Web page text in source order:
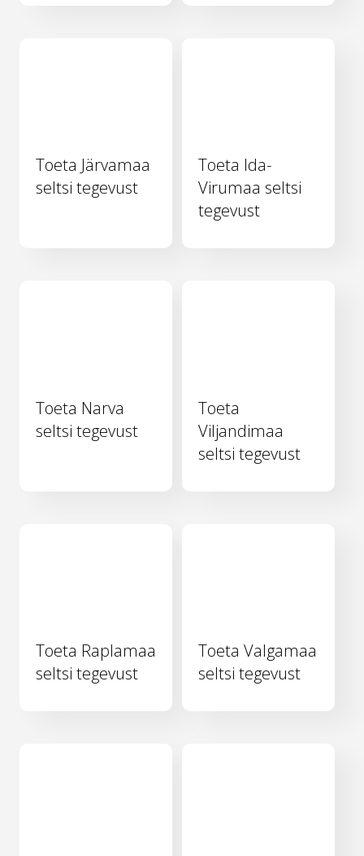
Toeta Järvamaa
seltsi tegevust
Toeta Ida-
Virumaa seltsi
tegevust
Toeta Narva
seltsi tegevust
Toeta
Viljandimaa
seltsi tegevust
Toeta Raplamaa
seltsi tegevust
Toeta Valgamaa
seltsi tegevust